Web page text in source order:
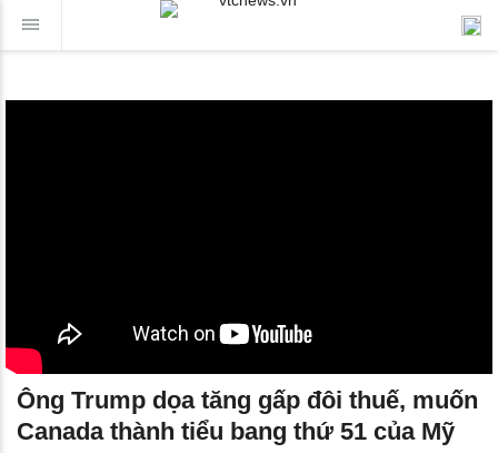
Ông Trump dọa tăng gấp đôi thuế, muốn
Canada thành tiểu bang thứ 51 của Mỹ